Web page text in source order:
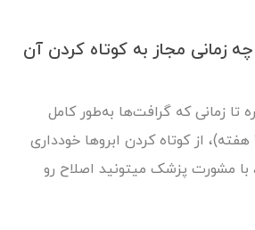
زمانی مجاز به کوتاه کردن آن
تا زمانی که گرافت‌ها به‌طور کامل
تثبیت نشدند (حدود ۲ هفته)، از کوتاه کردن ابروها خودداری
با مشورت پزشک میتونید اصلاح رو